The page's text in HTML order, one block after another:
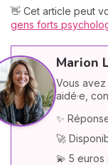
👋 Cet article peut
gens forts
Marion
Vous
aidé·e,
✨
🚀
💫 5 euros